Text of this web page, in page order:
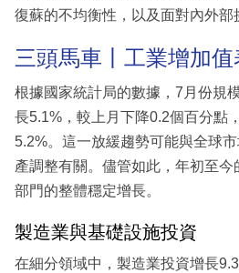
復蘇的不均衡性，以及面對內外部
三頭馬車丨工業增加值
根據國家統計局的數據，7月份規
長5.1%，較上月下降0.2個百分點
5.2%。這一放緩趨勢可能與全球
產調整有關。儘管如此，年初至
部門的整體穩定增長。
製造業與基礎設施投資
在細分領域中，製造業投資增長